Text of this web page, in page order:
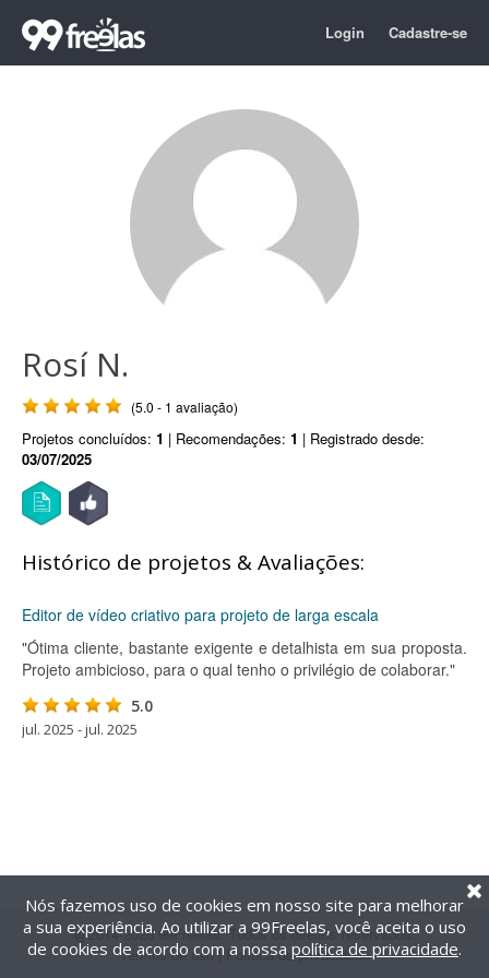
Login Cadastre-se
Rosí N.
(5.0 - 1 avaliação)
Projetos concluídos: 1 | Recomendações: 1 | Registrado desde:
03/07/2025
Histórico de projetos & Avaliações:
Editor de vídeo criativo para projeto de larga escala
"Ótima cliente, bastante exigente e detalhista em sua proposta.
Projeto ambicioso, para o qual tenho o privilégio de colaborar."
5.0
jul. 2025 - jul. 2025
@2014-2026 99Freelas. Todos os direitos reservados.
Termos de uso| Política de privacidade
Nós fazemos uso de cookies em nosso site para melhorar
a sua experiência. Ao utilizar a 99Freelas, você aceita o uso
de cookies de acordo com a nossa política de privacidade.